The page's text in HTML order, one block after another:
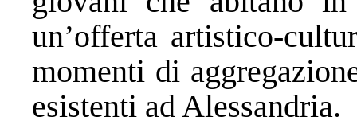
un’offerta artistico-
momenti di
esistenti ad Alessandria.